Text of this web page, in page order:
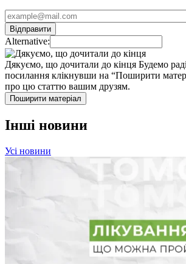
Alternative:
Дякуємо, що дочитали до кінця Будемо
посилання клікнувши на “Поширити
про цю статтю вашим друзям.
Поширити матеріал
Інші новини
Усі новини